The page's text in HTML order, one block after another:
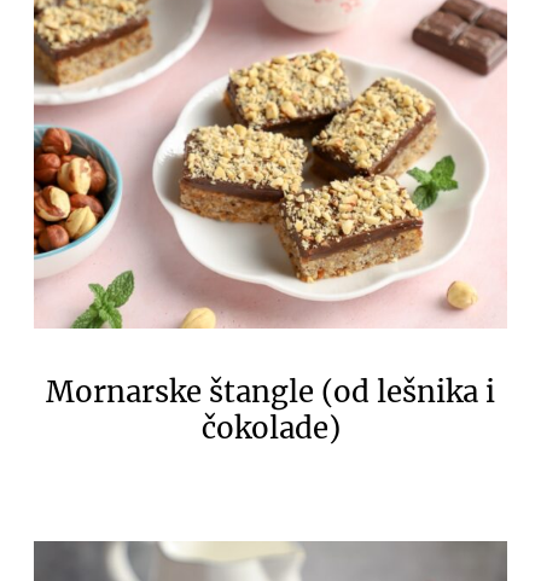
Mornarske štangle (od lešnika i
čokolade)